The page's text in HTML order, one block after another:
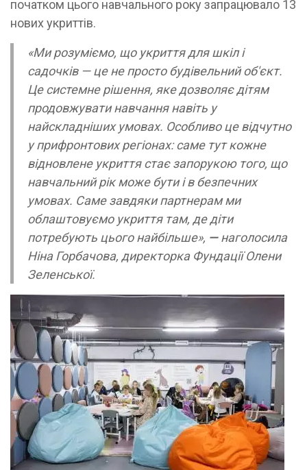
початком цього навчального року запрацювало 13
нових укриттів.
«Ми розуміємо, що укриття для шкіл і
садочків — це не просто будівельний об'єкт.
Це системне рішення, яке дозволяє дітям
продовжувати навчання навіть у
найскладніших умовах. Особливо це відчутно
у прифронтових регіонах: саме тут кожне
відновлене укриття стає запорукою того, що
навчальний рік може бути і в безпечних
умовах. Саме завдяки партнерам ми
облаштовуємо укриття там, де діти
потребують цього найбільше», —наголосила
Ніна Горбачова, директорка Фундації Олени
Зеленської.